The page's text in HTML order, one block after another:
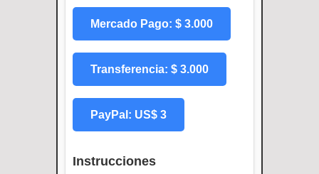
Mercado Pago: $ 3.000
Transferencia: $ 3.000
PayPal: US$ 3
Instrucciones